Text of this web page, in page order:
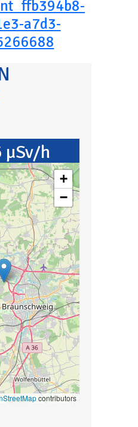
a7d3-
µSv/h
+
−
contributors